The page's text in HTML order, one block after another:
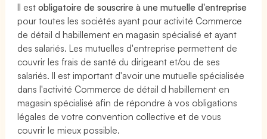
Il estobligatoire de souscrire à une mutuelle d'entreprise
pour toutes les sociétés ayant pour activité Commerce
de détail d habillement en magasin spécialisé et ayant
des salariés. Les mutuelles d'entreprise permettent de
couvrir les frais de santé du dirigeant et/ou de ses
salariés. Il est important d'avoir une mutuelle spécialisée
dans l'activité Commerce de détail d habillement en
magasin spécialisé afin de répondre à vos obligations
légales de votre convention collective et de vous
couvrir le mieux possible.